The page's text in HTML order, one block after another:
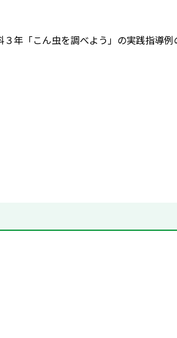
年「こん虫を調べよう」の実践指導